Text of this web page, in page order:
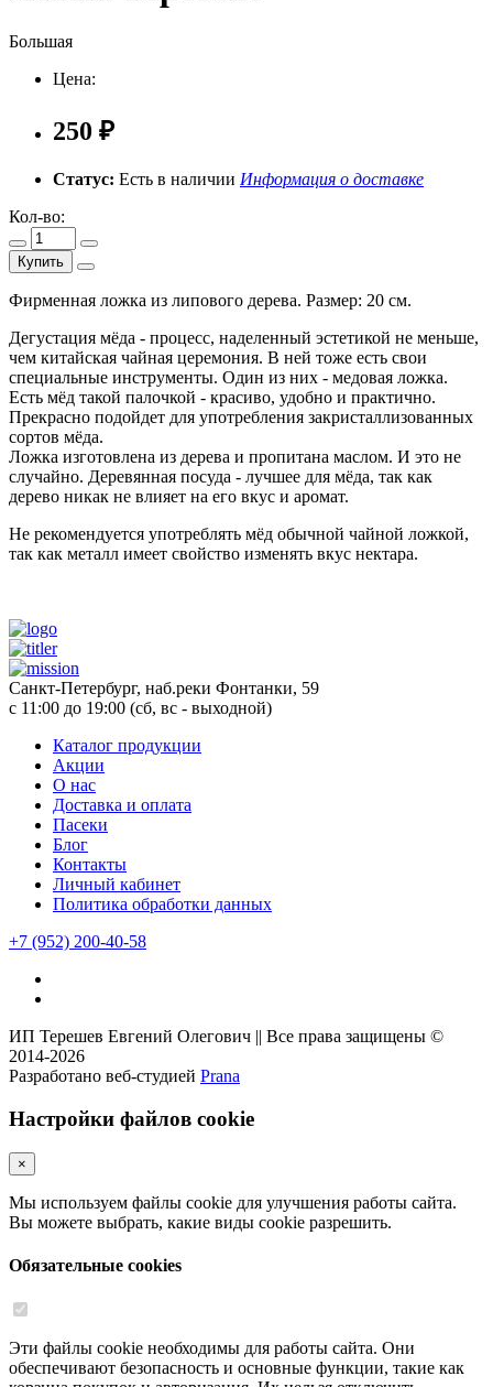
Большая
Цена:
250 ₽
Статус: Есть в наличии Информация о доставке
Кол-во:
Купить
Фирменная ложка из липового дерева. Размер: 20 см.
Дегустация мёда - процесс, наделенный эстетикой не меньше,
чем китайская чайная церемония. В ней тоже есть свои
специальные инструменты. Один из них - медовая ложка.
Есть мёд такой палочкой - красиво, удобно и практично.
Прекрасно подойдет для употребления закристаллизованных
сортов мёда.
Ложка изготовлена из дерева и пропитана маслом. И это не
случайно. Деревянная посуда - лучшее для мёда, так как
дерево никак не влияет на его вкус и аромат.
Не рекомендуется употреблять мёд обычной чайной ложкой,
так как металл имеет свойство изменять вкус нектара.
Санкт-Петербург, наб.реки Фонтанки, 59
с 11:00 до 19:00 (сб, вс - выходной)
Каталог продукции
Акции
О нас
Доставка и оплата
Пасеки
Блог
Контакты
Личный кабинет
Политика обработки данных
+7 (952) 200-40-58
ИП Терешев Евгений Олегович || Все права защищены ©
2014-2026
Разработано веб-студией Prana
Настройки файлов cookie
×
Мы используем файлы cookie для улучшения работы сайта.
Вы можете выбрать, какие виды cookie разрешить.
Обязательные cookies
Эти файлы cookie необходимы для работы сайта. Они
обеспечивают безопасность и основные функции, такие как